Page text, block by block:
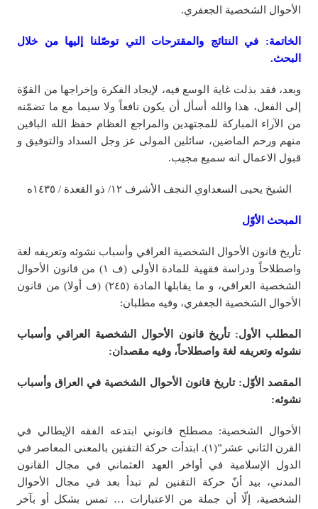
الأحوال الشخصية الجعفري.
الخاتمة: في النتائج والمقترحات التي توصّلنا إليها من خلال
البحث.
وبعد، فقد بذلت غاية الوسع فيه، لإيجاد الفكرة وإخراجها من القوّة
إلى الفعل، هذا والله أسأل أن يكون نافعاً ولا سيما مع ما تضمّنه
من الآراء المباركة للمجتهدين والمراجع العظام حفظ الله الباقين
منهم ورحم الماضين، سائلين المولى عز وجل السداد والتوفیق و
قبول الاعمال انه سمیع مجیب.
الشيخ يحيى السعداوي النجف الأشرف ۱۲/ ذو القعدة / ١٤٣٥ه
المبحث الأوّل
تأريخ قانون الأحوال الشخصية العراقي وأسباب نشوئه وتعريفه لغة
واصطلاحاً ودراسة فقهية للمادة الأولى (ف ١) من قانون الأحوال
الشخصية العراقي، و ما يقابلها المادة (٢٤٥) (ف أولا) من قانون
الأحوال الشخصية الجعفري، وفيه مطلبان:
المطلب الأول: تأريخ قانون الأحوال الشخصية العراقي وأسباب
نشوئه وتعريفه لغة واصطلاحاً، وفيه مقصدان:
المقصد الأوّل: تاريخ قانون الأحوال الشخصية في العراق وأسباب
نشوئه:
الأحوال الشخصية: مصطلح قانوني ابتدعه الفقه الإيطالي في
القرن الثاني عشر”(١). ابتدأت حركة التقنين بالمعنى المعاصر في
الدول الإسلامية في أواخر العهد العثماني في مجال القانون
المدني، بيد أنّ حركة التقنين لم تبدأ بعد في مجال الأحوال
الشخصية، إلّا أن جملة من الاعتبارات … تمس بشكل أو بآخر